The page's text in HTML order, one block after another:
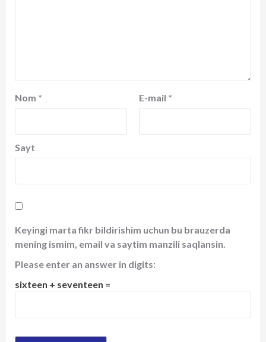
Nom * E-mail *
Sayt
Keyingi marta fikr bildirishim uchun bu brauzerda
mening ismim, email va saytim manzili saqlansin.
Please enter an answer in digits:
sixteen + seventeen =